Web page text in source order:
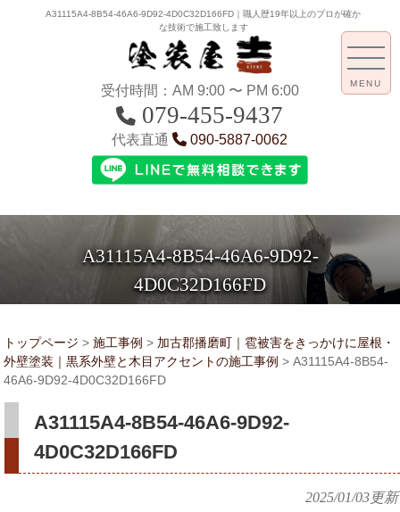
A31115A4-8B54-46A6-9D92-4D0C32D166FD｜職人歴19年以上のプロが確か
な技術で施工致します
受付時間：AM 9:00 〜 PM 6:00
079-455-9437
代表直通 090-5887-0062
A31115A4-8B54-46A6-9D92-
4D0C32D166FD
MENU
トップページ > 施工事例 > 加古郡播磨町｜雹被害をきっかけに屋根・
外壁塗装｜黒系外壁と木目アクセントの施工事例 > A31115A4-8B54-
46A6-9D92-4D0C32D166FD
A31115A4-8B54-46A6-9D92-
4D0C32D166FD
2025/01/03更新